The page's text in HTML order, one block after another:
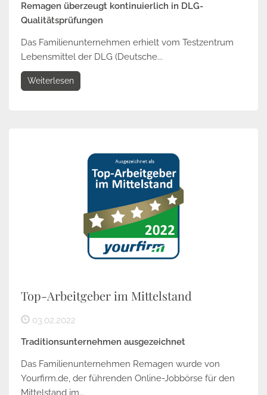
Remagen überzeugt kontinuierlich in DLG-
Qualitätsprüfungen
Das Familienunternehmen erhielt vom Testzentrum
Lebensmittel der DLG (Deutsche...
Weiterlesen
Top-Arbeitgeber im Mittelstand
03.02.2022
Traditionsunternehmen ausgezeichnet
Das Familienunternehmen Remagen wurde von
Yourfirm.de, der führenden Online-Jobbörse für den
Mittelstand im...